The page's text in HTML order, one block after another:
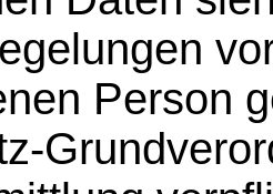
Person